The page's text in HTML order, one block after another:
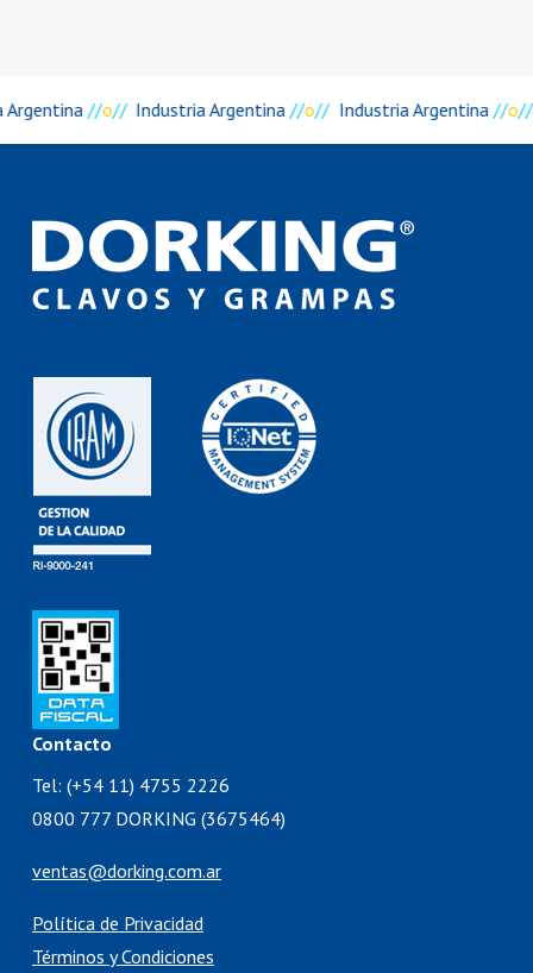
Argentina //o// Industria Argentina //o// Industria Argentina //o//
Contacto
Tel: (+54 11) 4755 2226
0800 777 DORKING (3675464)
ventas@dorking.com.ar
Política de Privacidad
Términos y Condiciones